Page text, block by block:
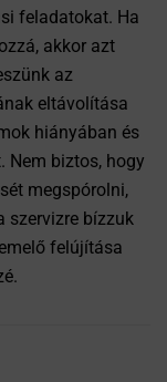
feladatokat. Ha
akkor azt
az
eltávolítása
hiányában és
Nem biztos, hogy
megspórolni,
szervizre bízzuk
felújítása